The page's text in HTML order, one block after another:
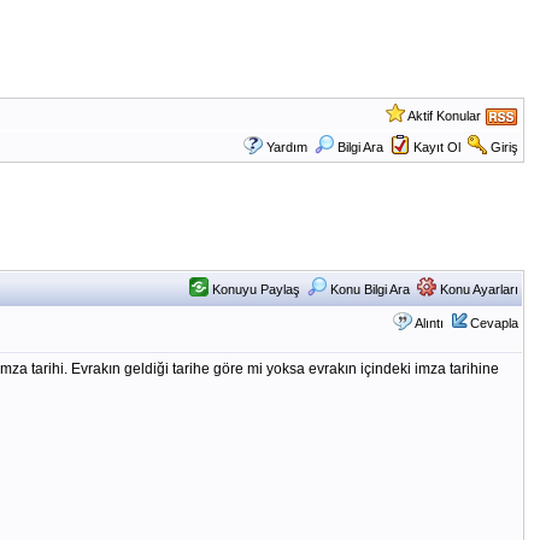
Aktif Konular
Yardım Bilgi Ara Kayıt Ol Giriş
Konuyu Paylaş Konu Bilgi Ara Konu Ayarları
Alıntı Cevapla
tarihi. Evrakın geldiği tarihe göre mi yoksa evrakın içindeki imza tarihine